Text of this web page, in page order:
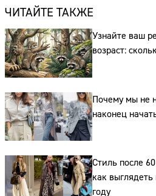
ЧИТАЙТЕ ТАКЖЕ
Узнайте ваш
возраст:
Почему мы не
наконец
Стиль после
как
году
Адрес:
Телефон: